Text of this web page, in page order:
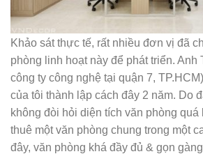
Khảo sát thực tế, rất nhiều đơn vị đã
phòng linh hoạt này để phát triển. Anh
công ty công nghệ tại quận 7,
của tôi thành lập cách đây 2 năm. Do
không đòi hỏi diện tích văn phòng
thuê một văn phòng chung trong một
đây, văn phòng khá đầy đủ & gọn